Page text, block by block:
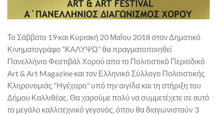
Το Σάββατο 19 και Κυριακή 20 Μαΐου 2018 στον Δημοτικό
Κινηματογράφο “ΚΑΛΥΨΩ” θα πραγματοποιηθεί
Πανελλήνιο Φεστιβάλ Χορού απο το Πολιτιστικό Περιοδικό
Art & Art Magazine και τον Ελληνικό Σύλλογο Πολιτιστικής
Κληρονομιάς “Ηγέχορο” υπό την αιγίδα και τη στήριξη του
Δήμου Καλλιθέας. Θα χαρούμε πολύ να συμμετέχετε σε αυτό
το μεγάλο καλλιτεχνικό γεγονός, όπου θα διαγωνιστούν 3